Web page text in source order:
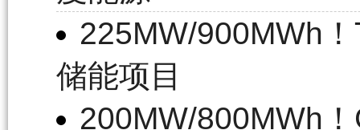
225MW/900MWh
储能项目
200MW/800MWh